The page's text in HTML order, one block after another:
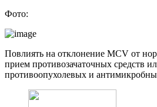
Фото:
Повлиять на отклонение MCV от
прием противозачаточных средств
противоопухолевых и